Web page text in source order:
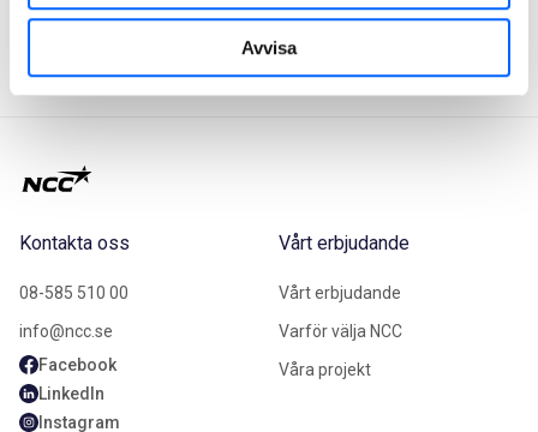
Avvisa
Presentation Q1 2025 (pdf)
Kontakta oss
08-585 510 00
info@ncc.se
Facebook
LinkedIn
Instagram
Vårt erbjudande
Vårt erbjudande
Varför välja NCC
Våra projekt